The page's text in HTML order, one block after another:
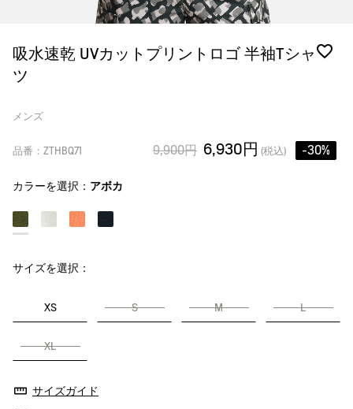
吸水速乾 UVカットプリントロゴ 半袖Tシャ
ツ
メンズ
品番：ZTHBQ71 9,900円 6,930円 (税込) -30%
カラーを選択： アボカ
サイズを選択：
XS S M L
XL
サイズガイド